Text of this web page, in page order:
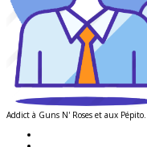
Addict à Guns N' Roses et aux